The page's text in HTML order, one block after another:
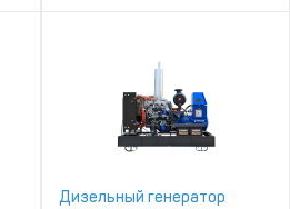
Дизельный генератор